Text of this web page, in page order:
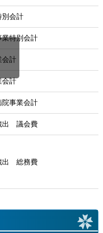
別会計
業特別会計
会計
会計
院事業会計
出 議会費
出 総務費